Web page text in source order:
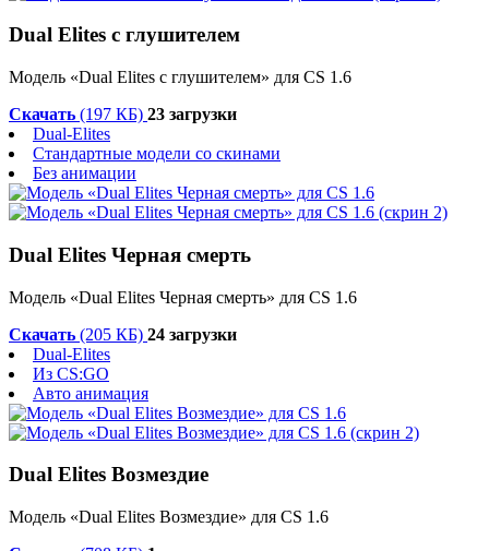
Dual Elites с глушителем
Модель «Dual Elites с глушителем» для CS 1.6
Скачать (197 КБ) 23 загрузки
Dual-Elites
Стандартные модели со скинами
Без анимации
Dual Elites Черная смерть
Модель «Dual Elites Черная смерть» для CS 1.6
Скачать (205 КБ) 24 загрузки
Dual-Elites
Из CS:GO
Авто анимация
Dual Elites Возмездие
Модель «Dual Elites Возмездие» для CS 1.6